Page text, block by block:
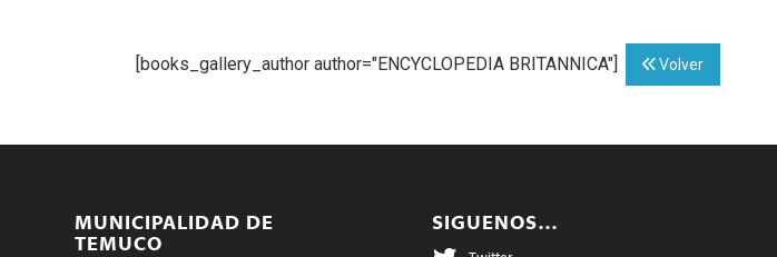
[books_gallery_author author="ENCYCLOPEDIA BRITANNICA"] Volver
MUNICIPALIDAD DE
TEMUCO
SIGUENOS…